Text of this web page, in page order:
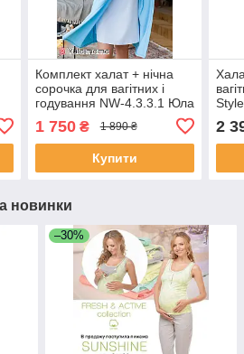
Комплект халат + нічна
сорочка для вагітних і
годування NW-4.3.3.1 Юла
1 750₴ 1 890 ₴
Купити
2
новинки
–30%